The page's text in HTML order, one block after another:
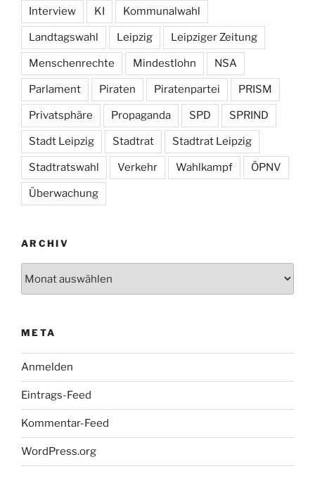
Interview KI Kommunalwahl
Landtagswahl Leipzig Leipziger Zeitung
Menschenrechte Mindestlohn NSA
Parlament Piraten Piratenpartei PRISM
Privatsphäre Propaganda SPD SPRIND
Stadt Leipzig Stadtrat Stadtrat Leipzig
Stadtratswahl Verkehr Wahlkampf ÖPNV
Überwachung
ARCHIV
META
Anmelden
Eintrags-Feed
Kommentar-Feed
WordPress.org